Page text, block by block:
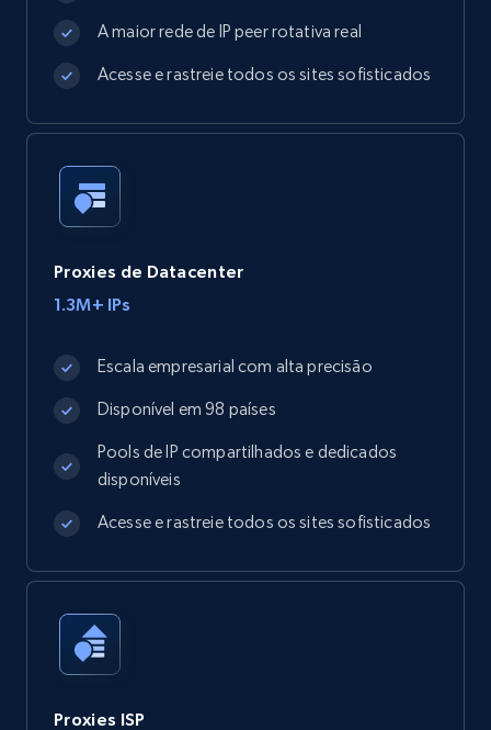
A maior rede de IP peer rotativa real
Acesse e rastreie todos os sites sofisticados
Proxies de Datacenter
1.3M+ IPs
Escala empresarial com alta precisão
Disponível em 98 países
Pools de IP compartilhados e dedicados
disponíveis
Acesse e rastreie todos os sites sofisticados
Proxies ISP